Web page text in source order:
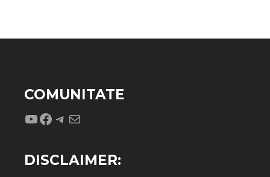
COMUNITATE
YouTube
Facebook
Telegram
Mail
DISCLAIMER: